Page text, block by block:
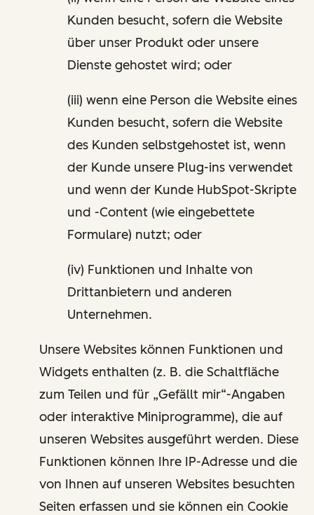
Kunden besucht, sofern die Website
über unser Produkt oder unsere
Dienste gehostet wird; oder
(iii) wenn eine Person die Website eines
Kunden besucht, sofern die Website
des Kunden selbstgehostet ist, wenn
der Kunde unsere Plug-ins verwendet
und wenn der Kunde HubSpot-Skripte
und -Content (wie eingebettete
Formulare) nutzt; oder
(iv) Funktionen und Inhalte von
Drittanbietern und anderen
Unternehmen.
Unsere Websites können Funktionen und
Widgets enthalten (z. B. die Schaltfläche
zum Teilen und für „Gefällt mir“-Angaben
oder interaktive Miniprogramme), die auf
unseren Websites ausgeführt werden. Diese
Funktionen können Ihre IP-Adresse und die
von Ihnen auf unseren Websites besuchten
Seiten erfassen und sie können ein Cookie